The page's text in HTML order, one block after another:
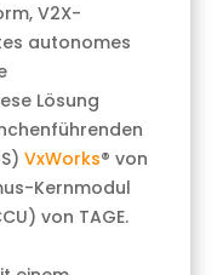
V2X-
autonomes
Lösung
VxWorks® von
Kernmodul
von TAGE.